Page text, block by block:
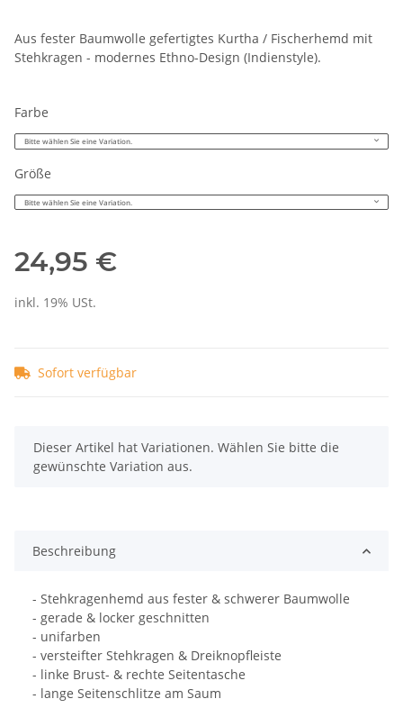
Aus fester Baumwolle gefertigtes Kurtha / Fischerhemd mit
Stehkragen - modernes Ethno-Design (Indienstyle).
Farbe
Bitte wählen Sie eine Variation.
Größe
Bitte wählen Sie eine Variation.
24,95 €
inkl. 19% USt.
Sofort verfügbar
x
Dieser Artikel hat Variationen. Wählen Sie bitte die
gewünschte Variation aus.
Beschreibung
- Stehkragenhemd aus fester & schwerer Baumwolle
- gerade & locker geschnitten
- unifarben
- versteifter Stehkragen & Dreiknopfleiste
- linke Brust- & rechte Seitentasche
- lange Seitenschlitze am Saum